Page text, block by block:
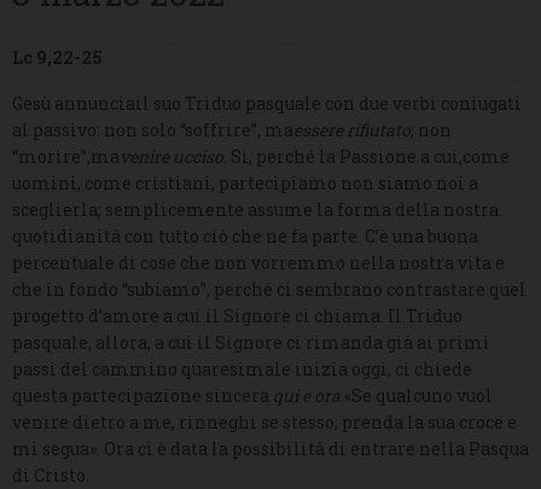
Lc 9,22-25
Gesù annunciail suo Triduo pasquale con due verbi coniugati
al passivo: non solo “soffrire”, maessere rifiutato; non
“morire”,ma venire ucciso. Sì, perché la Passione a cui,come
uomini, come cristiani, partecipiamo non siamo noi a
sceglierla; semplicemente assume la forma della nostra
quotidianità con tutto ciò che ne fa parte. C’è una buona
percentuale di cose che non vorremmo nella nostra vita e
che in fondo “subiamo”, perché ci sembrano contrastare quel
progetto d’amore a cui il Signore ci chiama. Il Triduo
pasquale, allora, a cui il Signore ci rimanda già ai primi
passi del cammino quaresimale inizia oggi, ci chiede
questa partecipazione sincera qui e ora.«Se qualcuno vuol
venire dietro a me, rinneghi se stesso, prenda la sua croce e
mi segua». Ora ci è data la possibilità di entrare nella Pasqua
di Cristo.